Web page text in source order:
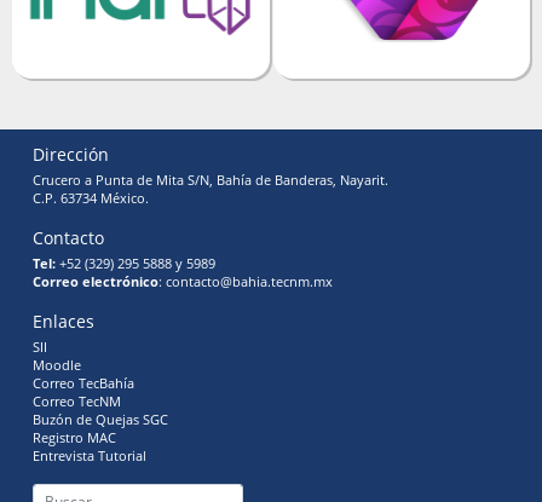
Dirección
Crucero a Punta de Mita S/N, Bahía de Banderas, Nayarit.
C.P. 63734 México.
Contacto
Tel: +52 (329) 295 5888 y 5989
Correo electrónico: contacto@bahia.tecnm.mx
Enlaces
SII
Moodle
Correo TecBahía
Correo TecNM
Buzón de Quejas SGC
Registro MAC
Entrevista Tutorial